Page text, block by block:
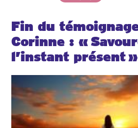
Fin du
Corinne : «
l’instant présent »